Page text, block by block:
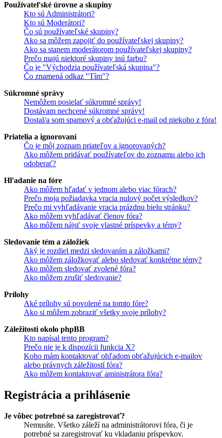
Používateľské úrovne a skupiny
Kto sú Administrátori?
Kto sú Moderátori?
Čo sú používateľské skupiny?
Ako sa môžem zapojiť do používateľskej skupiny?
Ako sa stanem moderátorom používateľskej skupiny?
Prečo majú niektoré skupiny inú farbu?
Čo je "Východzia používateľská skupina"?
Čo znamená odkaz "Tím"?
Súkromné správy
Nemôžem posielať súkromné správy!
Dostávam nechcené súkromné správy!
Dostal/a som spamový a obťažujúci e-mail od niekoho z fóra!
Priatelia a ignorovaní
Čo je môj zoznam priateľov a ignorovaných?
Ako môžem pridávať používateľov do zoznamu alebo ich
odoberať?
Hľadanie na fóre
Ako môžem hľadať v jednom alebo viac fórach?
Prečo moja požiadavka vracia nulový počet výsledkov?
Prečo mi vyhľadávanie vracia prázdnu bielu stránku?
Ako môžem vyhľadávať členov fóra?
Ako môžem nájsť svoje vlastné príspevky a témy?
Sledovanie tém a záložiek
Aký je rozdiel medzi sledovaním a záložkami?
Ako môžem záložkovať alebo sledovať konkrétne témy?
Ako môžem sledovať zvolené fóra?
Ako môžem zrušiť sledovanie?
Prílohy
Aké prílohy sú povolené na tomto fóre?
Ako si môžem zobraziť všetky svoje prílohy?
Záležitosti okolo phpBB
Kto napísal tento program?
Prečo nie je k dispozícii funkcia X?
Koho mám kontaktovať ohľadom obťažujúcich e-mailov
alebo právnych záležitostí fóra?
Ako môžem kontaktovať aministrátora fóra?
Registrácia a prihlásenie
Je vôbec potrebné sa zaregistrovať?
Nemusíte. Všetko záleží na administrátorovi fóra, či je
potrebné sa zaregistrovať ku vkladaniu príspevkov.